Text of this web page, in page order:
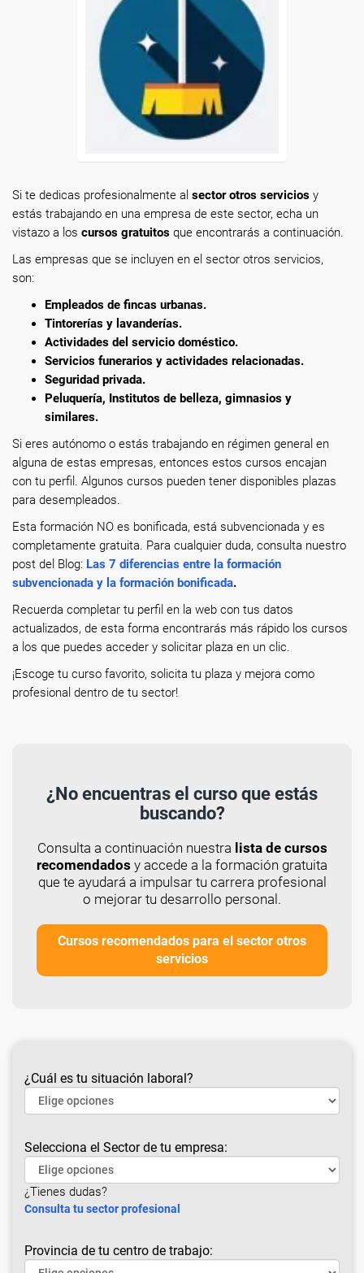
Si te dedicas profesionalmente al sector otros servicios y
estás trabajando en una empresa de este sector, echa un
vistazo a los cursos gratuitos que encontrarás a continuación.
Las empresas que se incluyen en el sector otros servicios,
son:
Empleados de fincas urbanas.
Tintorerías y lavanderías.
Actividades del servicio doméstico.
Servicios funerarios y actividades relacionadas.
Seguridad privada.
Peluquería, Institutos de belleza, gimnasios y
similares.
Si eres autónomo o estás trabajando en régimen general en
alguna de estas empresas, entonces estos cursos encajan
con tu perfil. Algunos cursos pueden tener disponibles plazas
para desempleados.
Esta formación NO es bonificada, está subvencionada y es
completamente gratuita. Para cualquier duda, consulta nuestro
post del Blog: Las 7 diferencias entre la formación
subvencionada y la formación bonificada.
Recuerda completar tu perfil en la web con tus datos
actualizados, de esta forma encontrarás más rápido los cursos
a los que puedes acceder y solicitar plaza en un clic.
¡Escoge tu curso favorito, solicita tu plaza y mejora como
profesional dentro de tu sector!
¿No encuentras el curso que estás
buscando?
Consulta a continuación nuestra lista de cursos
recomendados y accede a la formación gratuita
que te ayudará a impulsar tu carrera profesional
o mejorar tu desarrollo personal.
Cursos recomendados para el sector otros
servicios
¿Cuál es tu situación laboral?
Selecciona el Sector de tu empresa:
¿Tienes dudas?
Consulta tu sector profesional
Provincia de tu centro de trabajo: